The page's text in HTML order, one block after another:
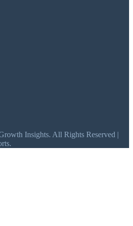
Insights. All Rights Reserved |